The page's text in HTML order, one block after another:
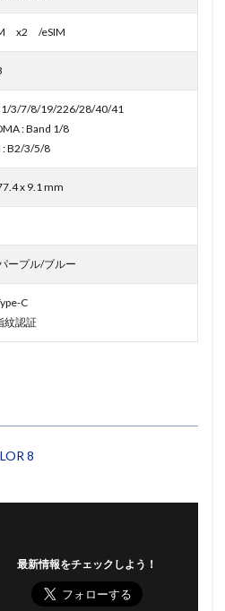
x2 /eSIM
1/3/7/8/19/226/28/40/41
: Band 1/8
: B2/3/5/8
x 9.1 mm
ープル/ブルー
C
紋認証
8
最新情報をチェックしよう！